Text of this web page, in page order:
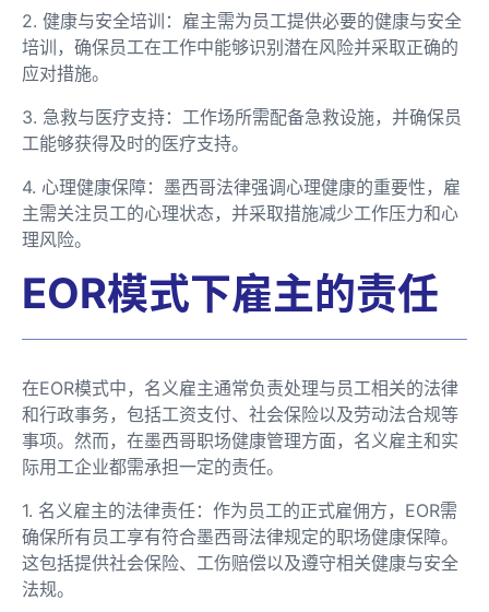
2. 健康与安全培训：雇主需为员工提供必要的健康与安全
培训，确保员工在工作中能够识别潜在风险并采取正确的
应对措施。
3. 急救与医疗支持：工作场所需配备急救设施，并确保员
工能够获得及时的医疗支持。
4. 心理健康保障：墨西哥法律强调心理健康的重要性，雇
主需关注员工的心理状态，并采取措施减少工作压力和心
理风险。
EOR模式下雇主的责任
在EOR模式中，名义雇主通常负责处理与员工相关的法律
和行政事务，包括工资支付、社会保险以及劳动法合规等
事项。然而，在墨西哥职场健康管理方面，名义雇主和实
际用工企业都需承担一定的责任。
1. 名义雇主的法律责任：作为员工的正式雇佣方，EOR需
确保所有员工享有符合墨西哥法律规定的职场健康保障。
这包括提供社会保险、工伤赔偿以及遵守相关健康与安全
法规。